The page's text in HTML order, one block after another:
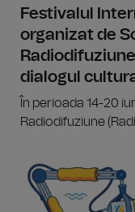
Festivalul
organizat de
dialogul
În perioada 14-20
Radiodifuziune